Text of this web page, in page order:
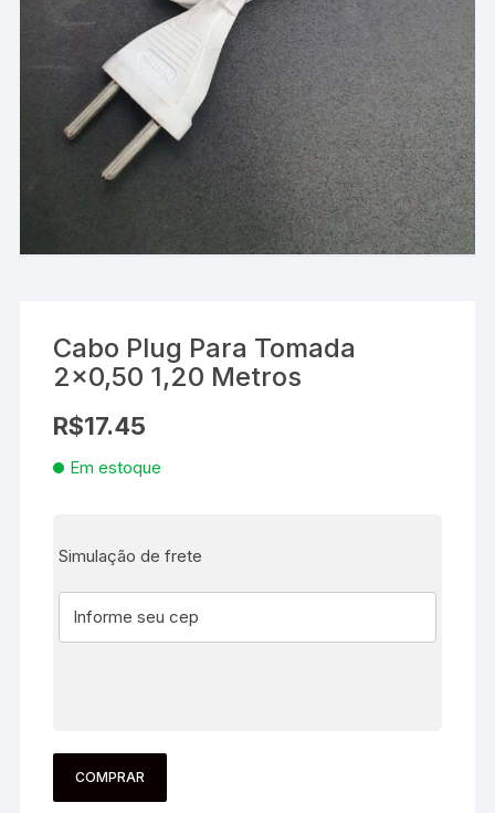
Cabo Plug Para Tomada
2×0,50 1,20 Metros
R$17.45
Em estoque
Simulação de frete
COMPRAR